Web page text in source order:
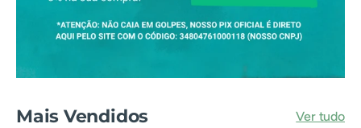
Mais Vendidos Ver tudo